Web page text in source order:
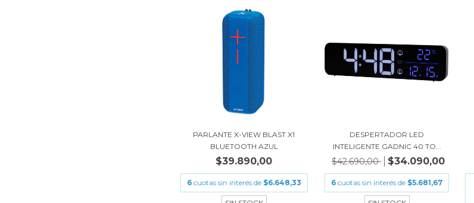
PARLANTE X-VIEW BLAST X1
BLUETOOTH AZUL
$39.890,00
6 cuotas sin interés de $6.648,33
DESPERTADOR LED
INTELIGENTE GADNIC 40 TO...
$42.690,00 $34.090,00
6 cuotas sin interés de $5.681,67